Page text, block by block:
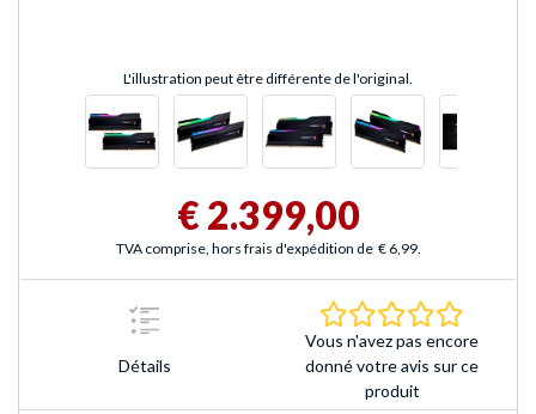
L'illustration peut être différente de l'original.
€ 2.399,00
TVA comprise, hors frais d'expédition de € 6,99.
Détails
Vous n'avez pas encore
donné votre avis sur ce
produit